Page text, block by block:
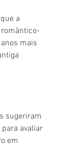
a
mais
sugeriram
avaliar
em